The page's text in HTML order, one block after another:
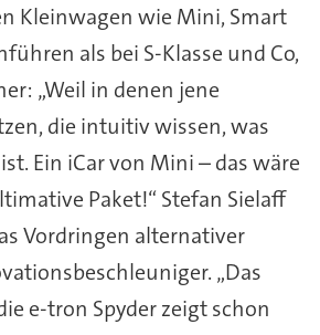
Kleinwagen wie Mini, Smart
als bei S-Klasse und Co,
„Weil in denen jene
die intuitiv wissen, was
Ein iCar von Mini – das wäre
Paket!“ Stefan Sielaff
Vordringen alternativer
„Das
e-tron Spyder zeigt schon